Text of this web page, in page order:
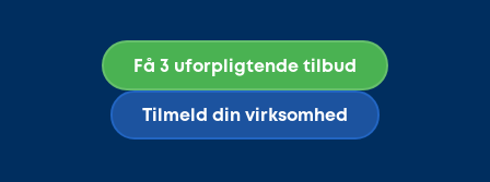
Få 3 uforpligtende tilbud
Tilmeld din virksomhed